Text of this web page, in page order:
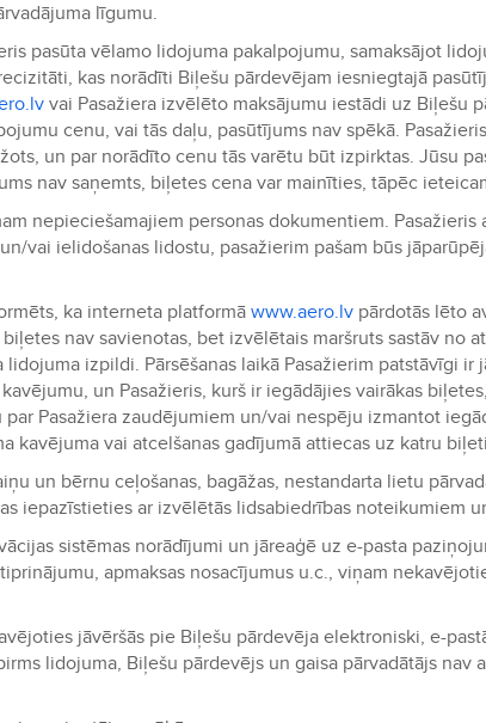
līgumu.
pasūta vēlamo lidojuma pakalpojumu, samaksājot
kas norādīti Biļešu pārdevējam iesniegtajā
vai Pasažiera izvēlēto maksājumu iestādi uz Biļešu
cenu, vai tās daļu, pasūtījums nav spēkā.
un par norādīto cenu tās varētu būt izpirktas. Jūsu
nav saņemts, biļetes cena var mainīties, tāpēc
nepieciešamajiem personas dokumentiem. Pasažieris
vai ielidošanas lidostu, pasažierim pašam būs
ka interneta platformā www.aero.lv pārdotās lēto
biļetes nav savienotas, bet izvēlētais maršruts sastāv no
izpildi. Pārsēšanas laikā Pasažierim patstāvīgi ir
un Pasažieris, kurš ir iegādājies vairākas
Pasažiera zaudējumiem un/vai nespēju izmantot
kavējuma vai atcelšanas gadījumā attiecas uz katru
un bērnu ceļošanas, bagāžas, nestandarta lietu
iepazīstieties ar izvēlētās lidsabiedrības noteikumiem
sistēmas norādījumi un jāreaģē uz e-pasta
apmaksas nosacījumus u.c., viņam
jāvēršās pie Biļešu pārdevēja elektroniski, e-
lidojuma, Biļešu pārdevējs un gaisa pārvadātājs nav